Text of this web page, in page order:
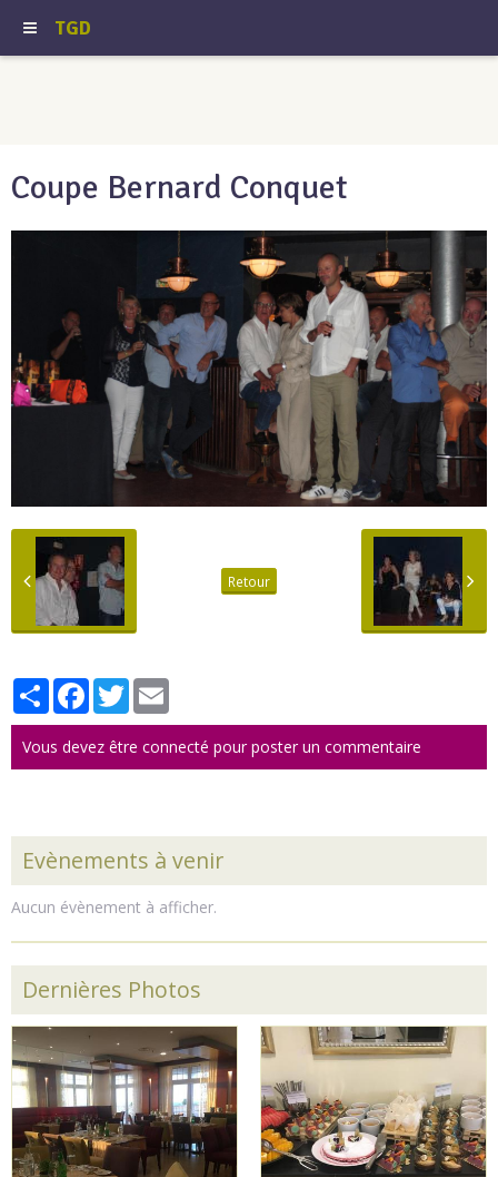
TGD
Coupe Bernard Conquet
Retour
PartagerFacebook
Twitter
Vous devez être connecté pour poster un commentaire
Evènements à venir
Aucun évènement à afficher.
Dernières Photos